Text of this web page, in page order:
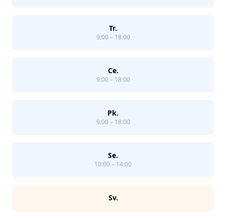
Tr.
9:00 – 18:00
Ce.
9:00 – 18:00
Pk.
9:00 – 18:00
Se.
10:00 – 14:00
Sv.